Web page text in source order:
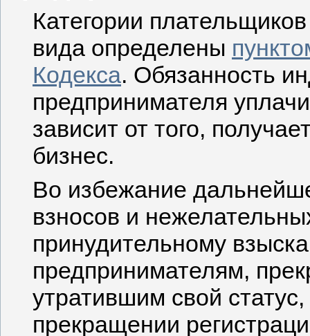
Категории
вида определены
Кодекса. Обязанность
предпринимателя
зависит от того,
бизнес.
Во избежание
взносов и
принудительному
предпринимателям,
утратившим свой
прекращении